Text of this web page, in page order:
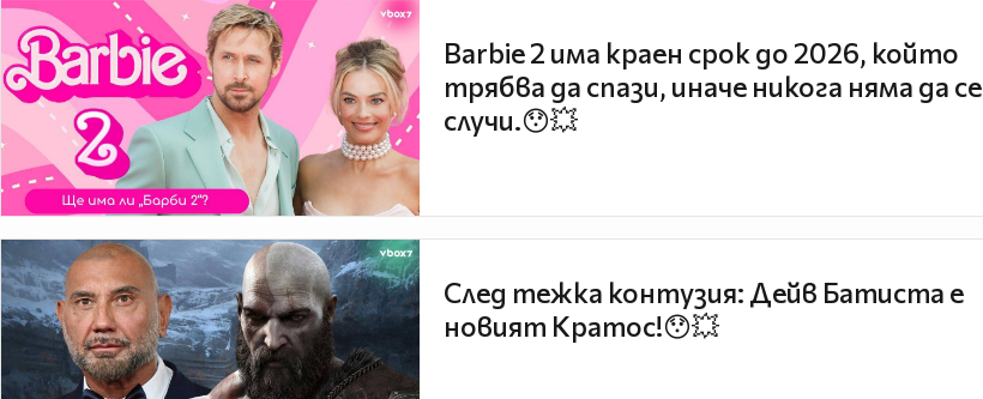
Barbie 2 има краен срок до 2026, който
трябва да спази, иначе никога няма да се
случи.😯💥
След тежка контузия: Дейв Батиста е
новият Кратос!😯💥